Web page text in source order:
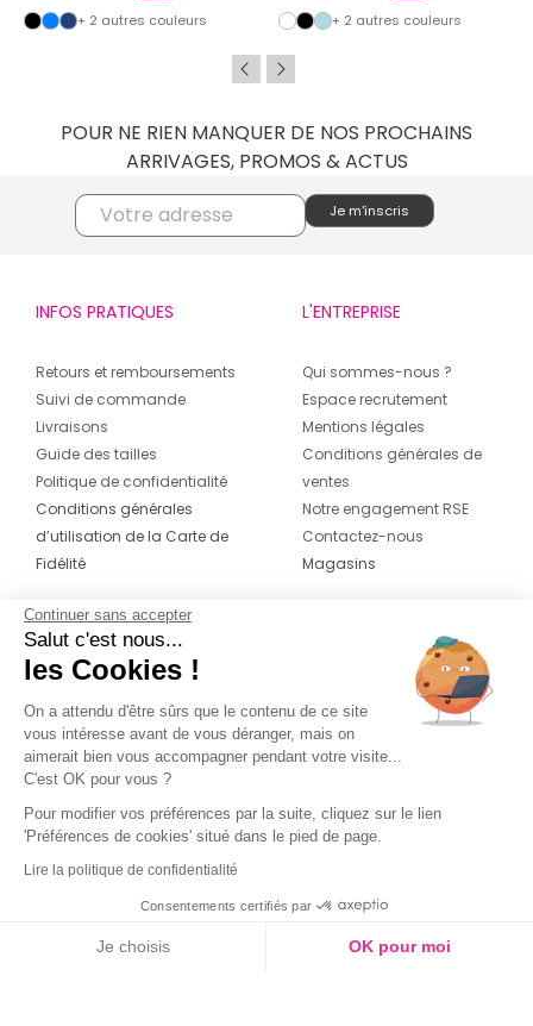
+ 2 autres couleurs
+ 2 autres couleurs
POUR NE RIEN MANQUER DE NOS PROCHAINS
ARRIVAGES, PROMOS & ACTUS
INFOS PRATIQUES
Retours et remboursements
Suivi de commande
Livraisons
Guide des tailles
Politique de confidentialité
Conditions générales
d’utilisation de la Carte de
Fidélité
L'ENTREPRISE
Qui sommes-nous ?
Espace recrutement
Mentions légales
Conditions générales de
ventes
Notre engagement RSE
Contactez-nous
Magasins
CONTACT
04 42 20 78 42
Du lundi au jeudi de 8h30 à 16h30 & le
vendredi de 8h30 à 15h30
Continuer sans accepter
Salut c'est nous...
les Cookies !
On a attendu d'être sûrs que le contenu de ce site
vous intéresse avant de vous déranger, mais on
aimerait bien vous accompagner pendant votre visite...
C'est OK pour vous ?
Pour modifier vos préférences par la suite, cliquez sur le lien
'Préférences de cookies' situé dans le pied de page.
Lire la politique de confidentialité
Consentements certifiés par
Je choisis OK pour moi